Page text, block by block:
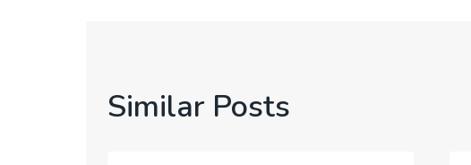
Similar Posts